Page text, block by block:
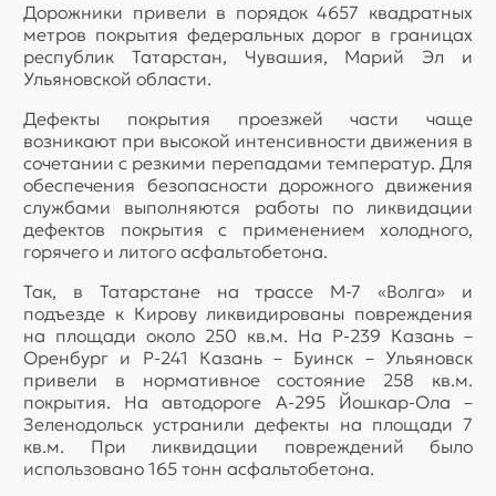
Дорожники привели в порядок 4657 квадратных
метров покрытия федеральных дорог в границах
республик Татарстан, Чувашия, Марий Эл и
Ульяновской области.
Дефекты покрытия проезжей части чаще
возникают при высокой интенсивности движения в
сочетании с резкими перепадами температур. Для
обеспечения безопасности дорожного движения
службами выполняются работы по ликвидации
дефектов покрытия с применением холодного,
горячего и литого асфальтобетона.
Так, в Татарстане на трассе М-7 «Волга» и
подъезде к Кирову ликвидированы повреждения
на площади около 250 кв.м. На Р-239 Казань –
Оренбург и Р-241 Казань – Буинск – Ульяновск
привели в нормативное состояние 258 кв.м.
покрытия. На автодороге А-295 Йошкар-Ола –
Зеленодольск устранили дефекты на площади 7
кв.м. При ликвидации повреждений было
использовано 165 тонн асфальтобетона.